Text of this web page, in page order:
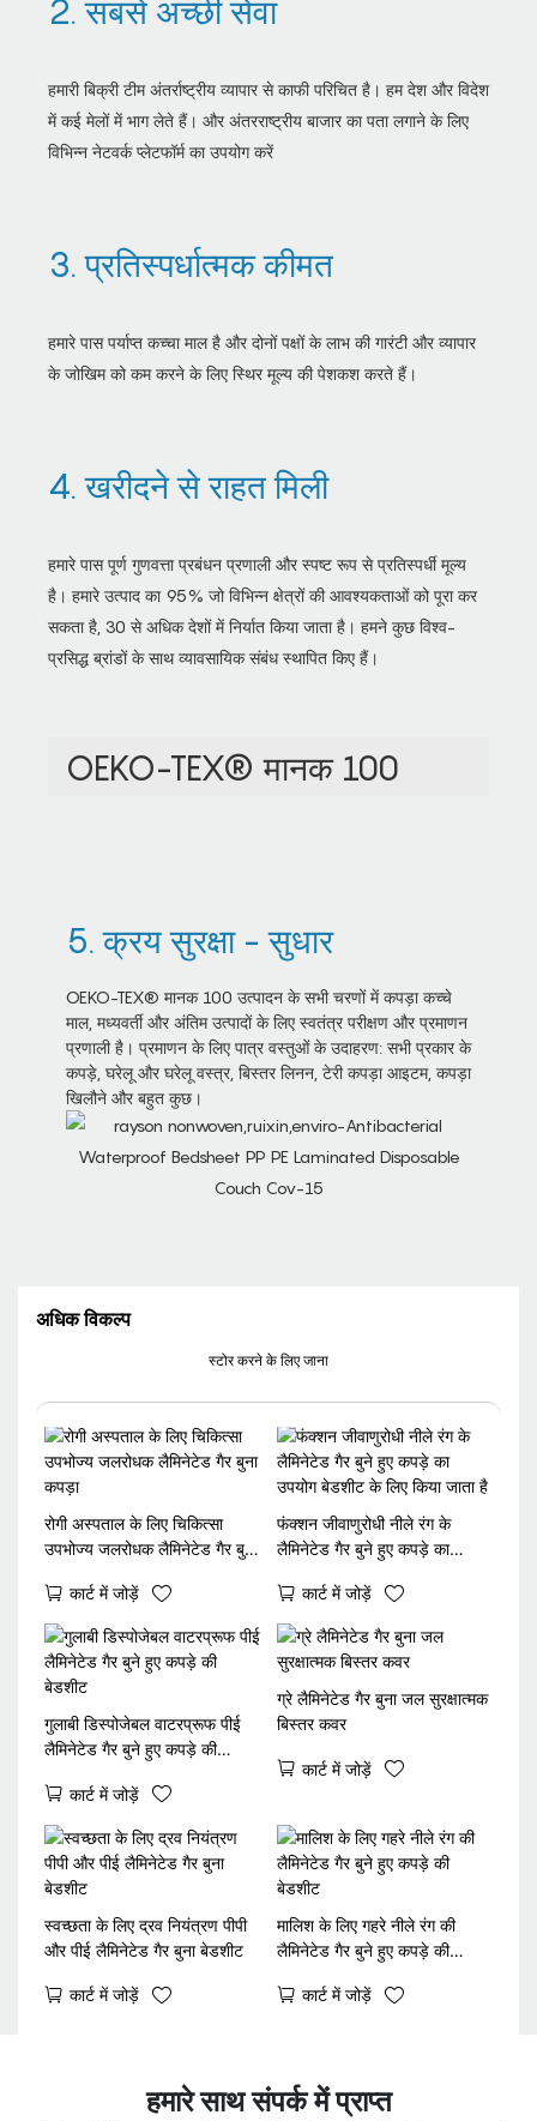
2. सबसे अच्छी सेवा
हमारी बिक्री टीम अंतर्राष्ट्रीय व्यापार से काफी परिचित है। हम देश और विदेश
में कई मेलों में भाग लेते हैं। और अंतरराष्ट्रीय बाजार का पता लगाने के लिए
विभिन्न नेटवर्क प्लेटफॉर्म का उपयोग करें
3. प्रतिस्पर्धात्मक कीमत
हमारे पास पर्याप्त कच्चा माल है और दोनों पक्षों के लाभ की गारंटी और व्यापार
के जोखिम को कम करने के लिए स्थिर मूल्य की पेशकश करते हैं।
4. खरीदने से राहत मिली
हमारे पास पूर्ण गुणवत्ता प्रबंधन प्रणाली और स्पष्ट रूप से प्रतिस्पर्धी मूल्य
है। हमारे उत्पाद का 95% जो विभिन्न क्षेत्रों की आवश्यकताओं को पूरा कर
सकता है, 30 से अधिक देशों में निर्यात किया जाता है। हमने कुछ विश्व-
प्रसिद्ध ब्रांडों के साथ व्यावसायिक संबंध स्थापित किए हैं।
OEKO-TEX® मानक 100
5. क्रय सुरक्षा - सुधार
OEKO-TEX® मानक 100 उत्पादन के सभी चरणों में कपड़ा कच्चे
माल, मध्यवर्ती और अंतिम उत्पादों के लिए स्वतंत्र परीक्षण और प्रमाणन
प्रणाली है। प्रमाणन के लिए पात्र वस्तुओं के उदाहरण: सभी प्रकार के
कपड़े, घरेलू और घरेलू वस्त्र, बिस्तर लिनन, टेरी कपड़ा आइटम, कपड़ा
खिलौने और बहुत कुछ।
अधिक विकल्प
स्टोर करने के लिए जाना
रोगी अस्पताल के लिए चिकित्सा
उपभोज्य जलरोधक लैमिनेटेड गैर बुना
कार्ट में जोड़ें
फंक्शन जीवाणुरोधी नीले रंग के
लैमिनेटेड गैर बुने हुए कपड़े का
कार्ट में जोड़ें
गुलाबी डिस्पोजेबल वाटरप्रूफ पीई
लैमिनेटेड गैर बुने हुए कपड़े की
कार्ट में जोड़ें
ग्रे लैमिनेटेड गैर बुना जल सुरक्षात्मक
बिस्तर कवर
कार्ट में जोड़ें
स्वच्छता के लिए द्रव नियंत्रण पीपी
और पीई लैमिनेटेड गैर बुना बेडशीट
कार्ट में जोड़ें
मालिश के लिए गहरे नीले रंग की
लैमिनेटेड गैर बुने हुए कपड़े की
कार्ट में जोड़ें
हमारे साथ संपर्क में प्राप्त